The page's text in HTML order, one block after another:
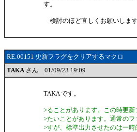
す。
検討のほど宜しくお願いします
RE:00151 更新フラグをクリアするマクロ
TAKAさん 01/09/23 19:09
TAKA です。
>ることがあります。この時更新
>たいことがあります。通常の
>すが、標準出力させたのは一時